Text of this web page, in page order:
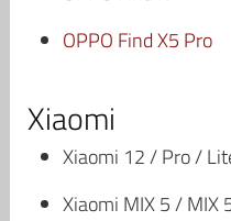
OPPO Find X5 Pro
Xiaomi
Xiaomi 12 / Pro /
Xiaomi MIX 5 / MIX